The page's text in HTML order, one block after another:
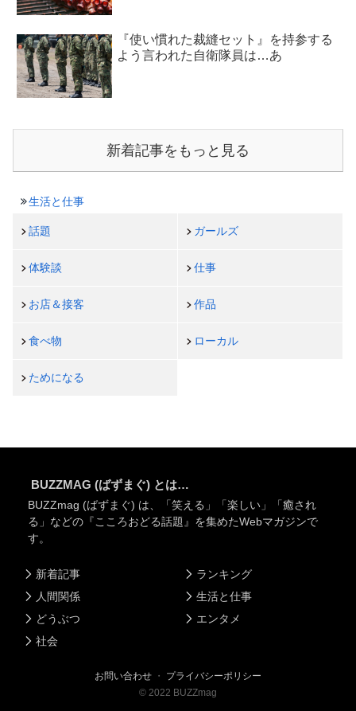
『使い慣れた裁縫セット』を持参する
よう言われた自衛隊員は…あ
新着記事をもっと見る
生活と仕事
話題 ガールズ
体験談 仕事
お店＆接客 作品
食べ物 ローカル
ためになる
BUZZMAG (ばずまぐ) とは…
BUZZmag (ばずまぐ) は、「笑える」「楽しい」「癒され
る」などの『こころおどる話題』を集めたWebマガジンで
す。
新着記事
人間関係
どうぶつ
社会
ランキング
生活と仕事
エンタメ
お問い合わせ ・ プライバシーポリシー
© 2022 BUZZmag